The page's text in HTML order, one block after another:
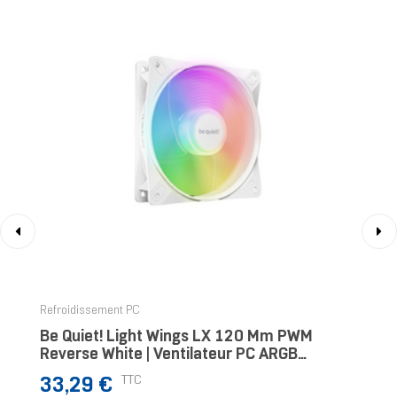
Refroidissement PC
Be Quiet! Light Wings LX 120 Mm PWM
Reverse White | Ventilateur PC ARGB
Reverse Blanc
Prix
33,29 € TTC